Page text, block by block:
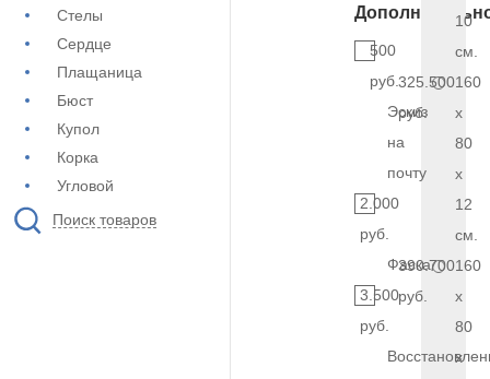
Стелы
Сердце
Плащаница
Бюст
Купол
Корка
Угловой
Поиск товаров
500
руб.
Эскиз
на
почту
2.000
руб.
Фаска
3.500
руб.
10
см.
325.500
руб.
160
x
80
x
12
см.
390.700
руб.
160
x
80
x